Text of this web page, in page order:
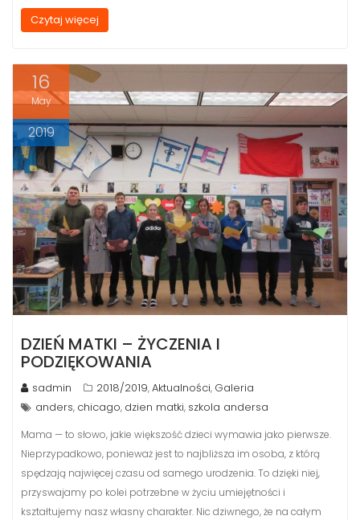
Czytaj więcej
16
May
2019
DZIEŃ MATKI – ŻYCZENIA I
PODZIĘKOWANIA
sadmin 2018/2019,Aktualności, Galeria
anders, chicago, dzien matki, szkola andersa
Mama — to słowo, jakie większość dzieci wymawia jako pierwsze.
Nieprzypadkowo, ponieważ jest to najbliższa im osoba, z którą
spędzają najwięcej czasu od samego urodzenia. To dzięki niej,
przyswajamy po kolei potrzebne w życiu umiejętności i
kształtujemy nasz własny charakter. Nic dziwnego, że na całym